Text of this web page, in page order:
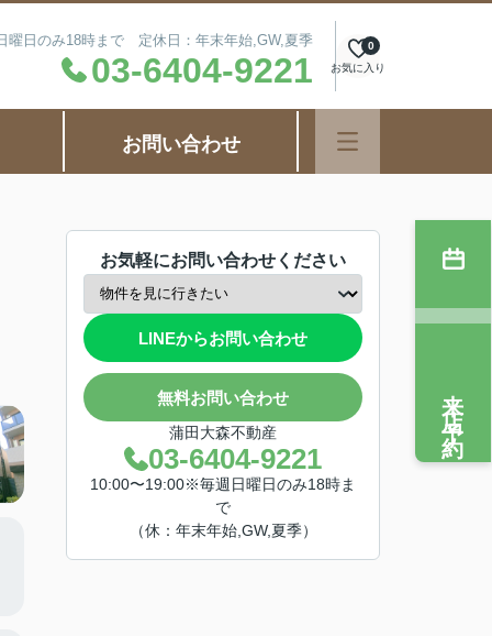
曜日のみ18時まで 定休日：年末年始,GW,夏季
03-6404-9221 お気に入り
0
お問い合わせ
お気軽にお問い合わせください
LINEからお問い合わせ
無料お問い合わせ
蒲田大森不動産
03-6404-9221
10:00〜19:00※毎週日曜日のみ18時ま
で
（休：年末年始,GW,夏季）
来店予約